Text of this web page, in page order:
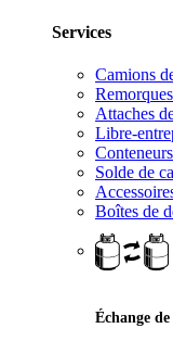
Services
Camions
Attaches
Libre-
Solde de
Boîtes de
Échange